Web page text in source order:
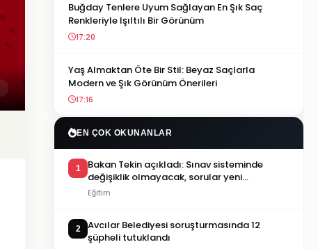
Buğday Tenlere Uyum Sağlayan En Şık Saç
Renkleriyle Işıltılı Bir Görünüm
17:20
Yaş Almaktan Öte Bir Stil: Beyaz Saçlarla
Modern ve Şık Görünüm Önerileri
17:16
EN ÇOK OKUNANLAR
1
Bakan Tekin açıkladı: Sınav sisteminde
değişiklik olmayacak, sorular yeni
müfredata göre hazırlanacak
Eğitim
2
Avcılar Belediyesi soruşturmasında 12
şüpheli tutuklandı